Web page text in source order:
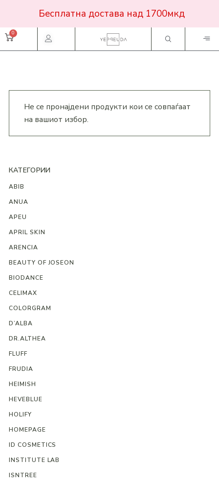
Не се пронајдени продукти кои се совпаѓаат
на вашиот избор.
КАТЕГОРИИ
ABIB
ANUA
APEU
APRIL SKIN
ARENCIA
BEAUTY OF JOSEON
BIODANCE
CELIMAX
COLORGRAM
D’ALBA
DR.ALTHEA
FLUFF
FRUDIA
HEIMISH
HEVEBLUE
HOLIFY
HOMEPAGE
ID COSMETICS
INSTITUTE LAB
ISNTREE
Бесплатна достава над 1700мкд